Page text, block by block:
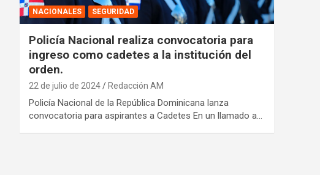
NACIONALES SEGURIDAD
Policía Nacional realiza convocatoria para
ingreso como cadetes a la institución del
orden.
22 de julio de 2024 Redacción AM
Policía Nacional de la República Dominicana lanza
convocatoria para aspirantes a Cadetes En un llamado a…